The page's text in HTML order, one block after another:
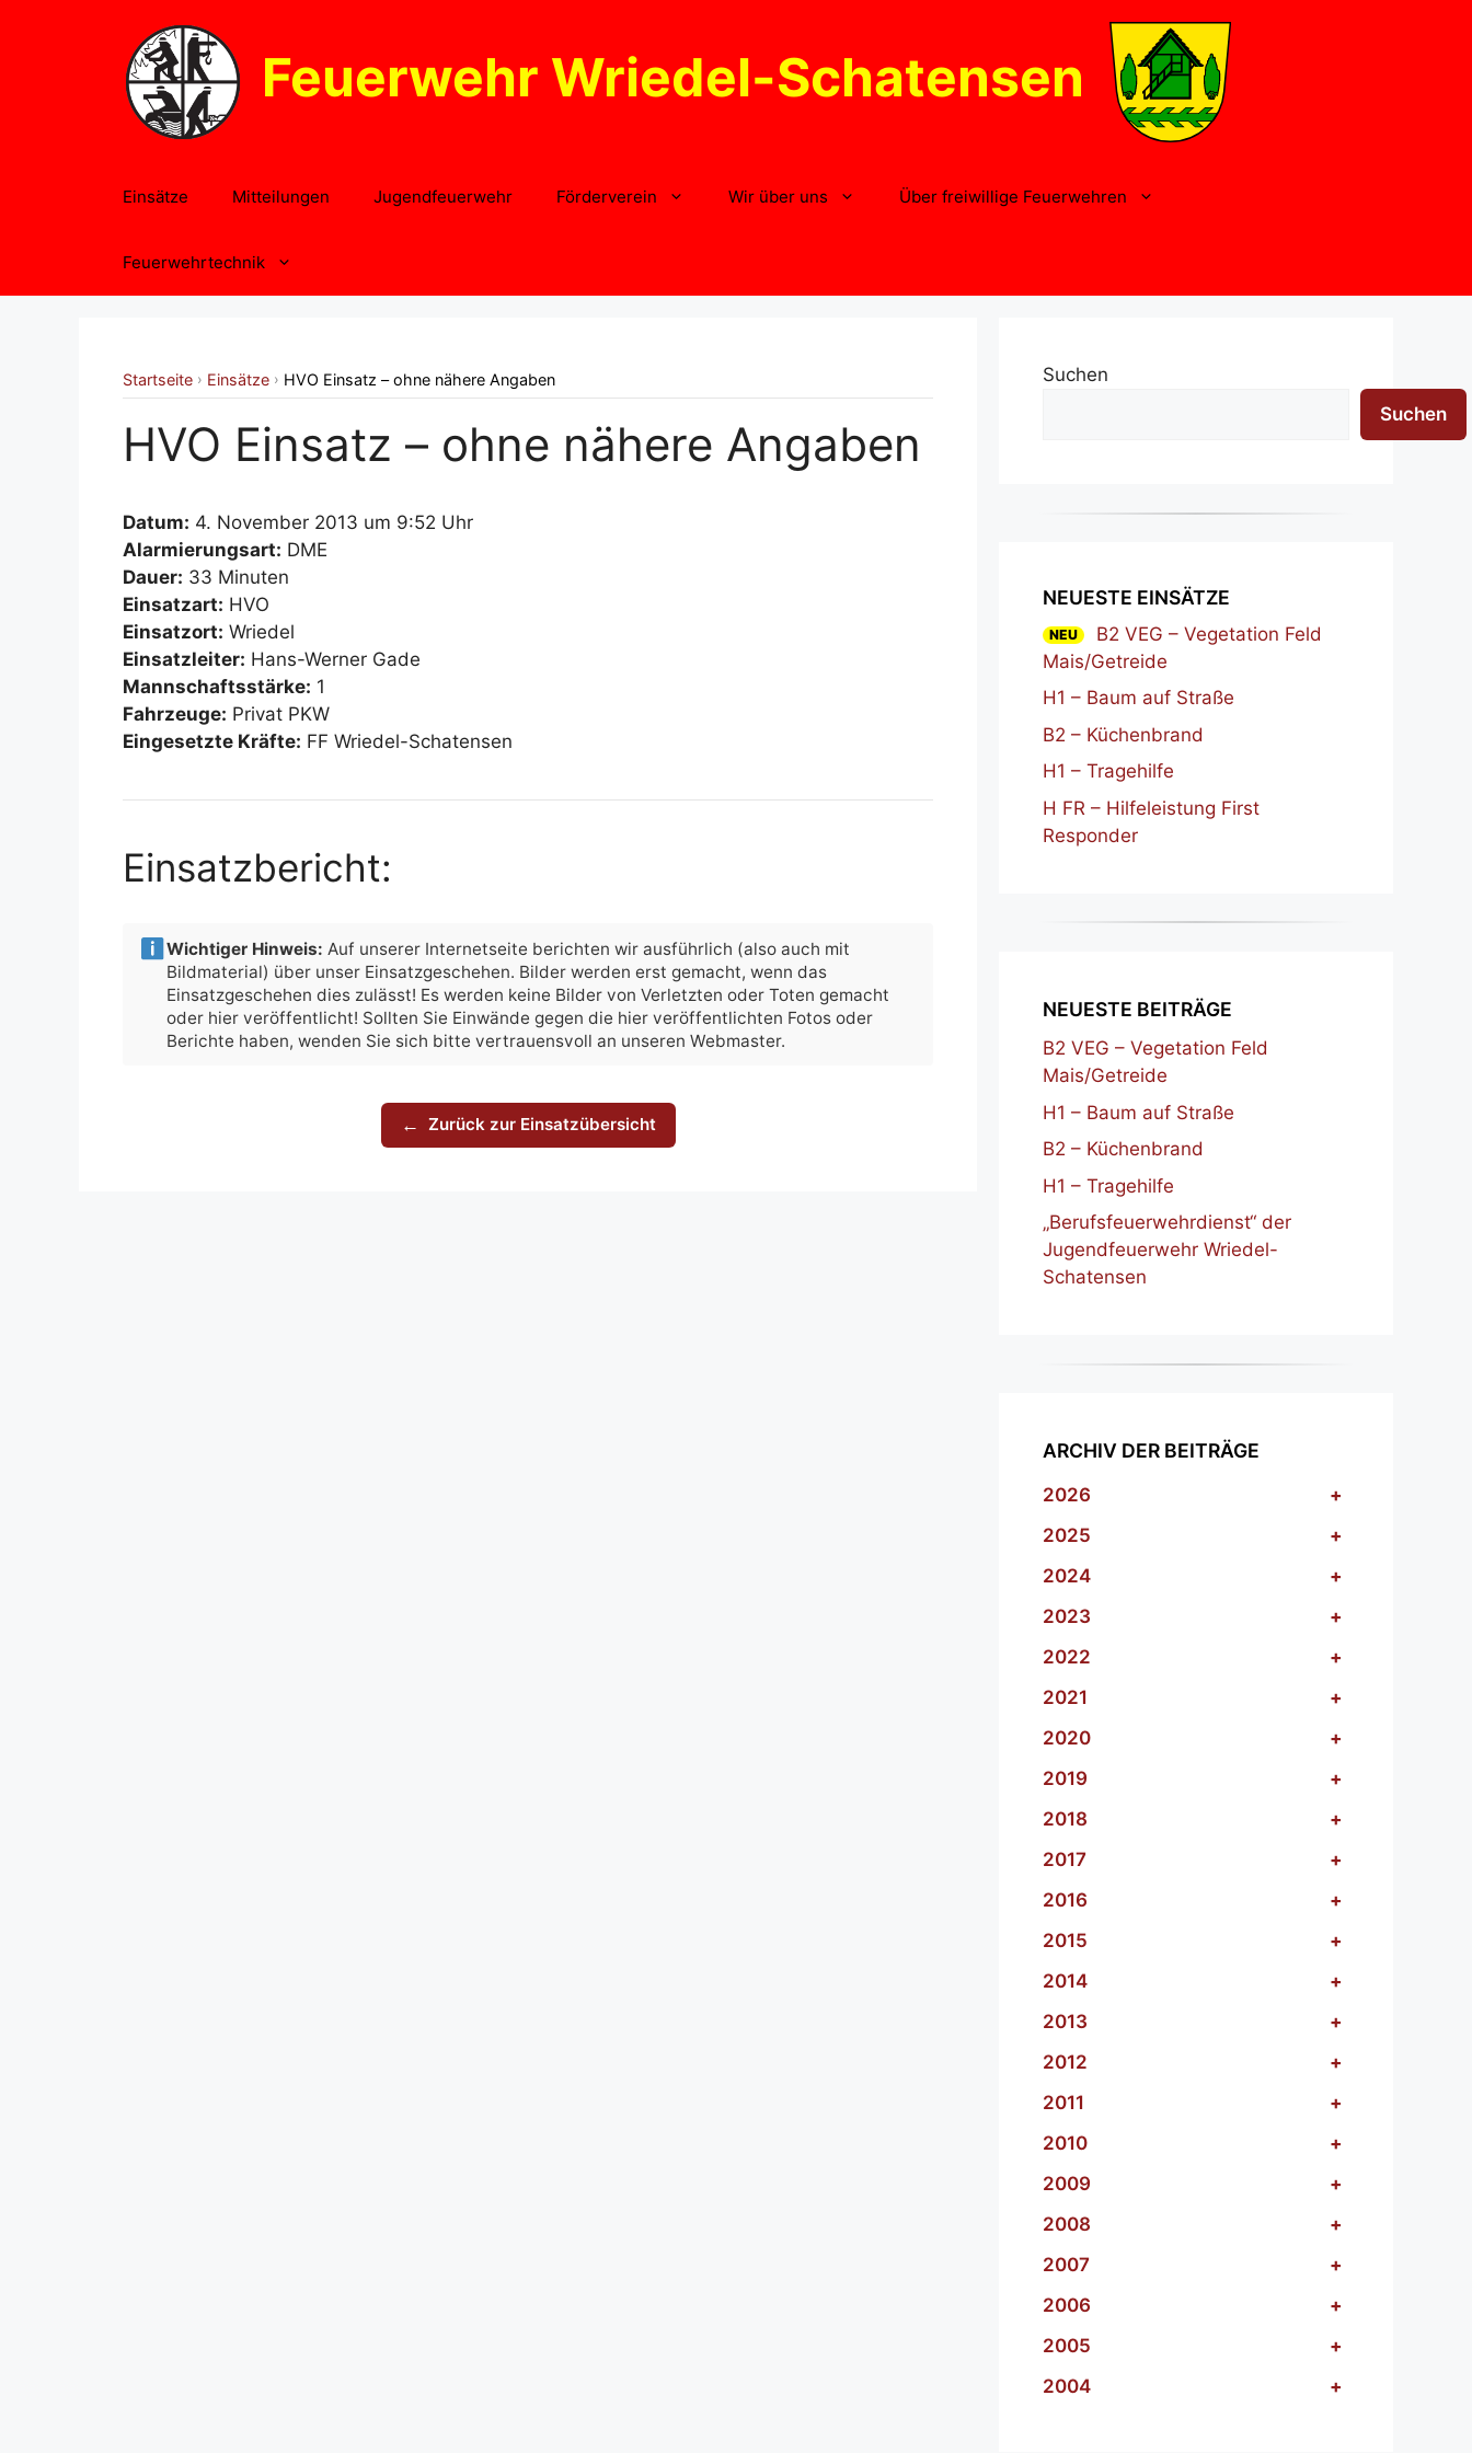
Feuerwehr Wriedel-Schatensen
Einsätze Mitteilungen Jugendfeuerwehr Förderverein Wir über uns Über freiwillige Feuerwehren
Feuerwehrtechnik
Startseite › Einsätze › HVO Einsatz – ohne nähere Angaben
HVO Einsatz – ohne nähere Angaben
Datum: 4. November 2013 um 9:52 Uhr
Alarmierungsart: DME
Dauer: 33 Minuten
Einsatzart: HVO
Einsatzort: Wriedel
Einsatzleiter: Hans-Werner Gade
Mannschaftsstärke: 1
Fahrzeuge: Privat PKW
Eingesetzte Kräfte: FF Wriedel-Schatensen
Einsatzbericht:
Wichtiger Hinweis: Auf unserer Internetseite berichten wir ausführlich (also auch mit
Bildmaterial) über unser Einsatzgeschehen. Bilder werden erst gemacht, wenn das
Einsatzgeschehen dies zulässt! Es werden keine Bilder von Verletzten oder Toten gemacht
oder hier veröffentlicht! Sollten Sie Einwände gegen die hier veröffentlichten Fotos oder
Berichte haben, wenden Sie sich bitte vertrauensvoll an unseren Webmaster.
← Zurück zur Einsatzübersicht
Suchen
Suchen
NEUESTE EINSÄTZE
NEU
B2 VEG – Vegetation Feld
Mais/Getreide
H1 – Baum auf Straße
B2 – Küchenbrand
H1 – Tragehilfe
H FR – Hilfeleistung First
Responder
NEUESTE BEITRÄGE
B2 VEG – Vegetation Feld
Mais/Getreide
H1 – Baum auf Straße
B2 – Küchenbrand
H1 – Tragehilfe
„Berufsfeuerwehrdienst“ der
Jugendfeuerwehr Wriedel-
Schatensen
ARCHIV DER BEITRÄGE
2026
+
2025
+
2024
+
2023
+
2022
+
2021
+
2020
+
2019
+
2018
+
2017
+
2016
+
2015
+
2014
+
2013
+
2012
+
2011
+
2010
+
2009
+
2008
+
2007
+
2006
+
2005
+
2004
+